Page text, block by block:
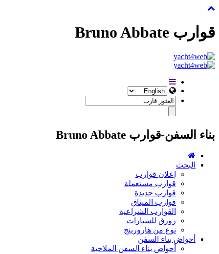
قوارب Bruno Abbate
بناء السفن-قوارب Bruno Abbate
البحث
إعلان قوارب
قوارب مستعملة
قوارب جديدة
قوارب الميثاق
القوارب الشراعية
زورق للسيارات
نوع من هارورينج
أحواض بناء السفن
أحواض بناء السفن الملاحية